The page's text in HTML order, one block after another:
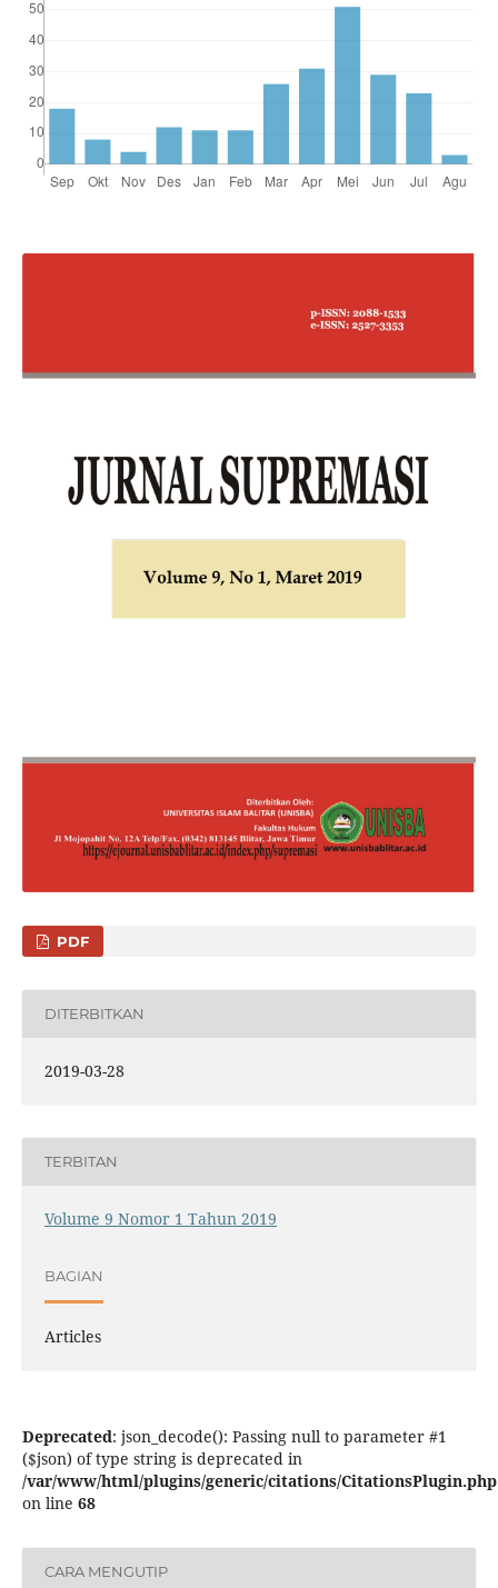
PDF
DITERBITKAN
2019-03-28
TERBITAN
Volume 9 Nomor 1 Tahun 2019
BAGIAN
Articles
Deprecated: json_decode(): Passing null to parameter #1
($json) of type string is deprecated in
/var/www/html/plugins/generic/citations/CitationsPlugin.php
on line 68
CARA MENGUTIP